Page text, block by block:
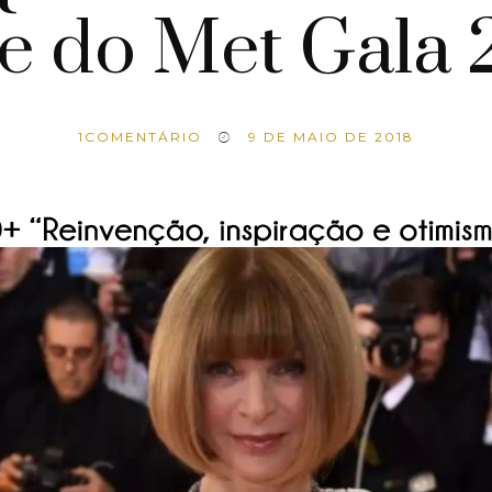
do Met Gala
1 COMENTÁRIO 9 DE MAIO DE 2018